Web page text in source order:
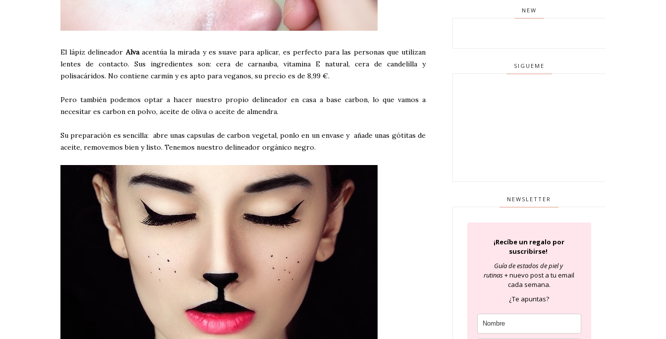
El lápiz delineador Alvaacentúa la mirada y es suave para aplicar, es perfecto para las personas que utilizan
lentes de contacto. Sus ingredientes son: cera de carnauba, vitamina E natural, cera de candelilla y
polisacáridos. No contiene carmín y es apto para veganos, su precio es de 8,99 €.
Pero también podemos optar a hacer nuestro propio delineador en casa a base carbon, lo que vamos a
necesitar es carbon en polvo, aceite de oliva o aceite de almendra.
Su preparación es sencilla: abre unas capsulas de carbon vegetal, ponlo en un envase y añade unas gótitas de
aceite, removemos bien y listo. Tenemos nuestro delineador orgánico negro.
NEW
SIGUEME
NEWSLETTER
¡Recíbe un regalo por
suscribirse!
Guía de estados de piely
rutinas+ nuevo post a tu email
cada semana.
¿Te apuntas?